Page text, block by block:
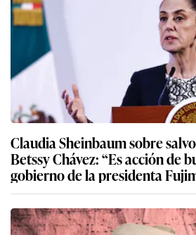
Claudia Sheinbaum sobre
Betssy Chávez: “Es acción de
gobierno de la presidenta